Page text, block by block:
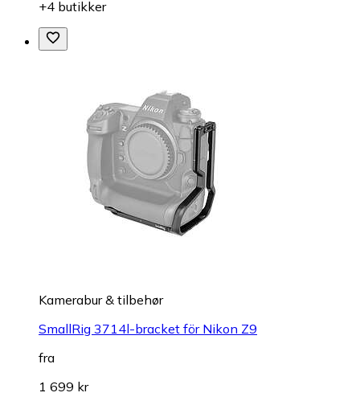
+4 butikker
Kamerabur & tilbehør
SmallRig 3714l-bracket för Nikon Z9
fra
1 699 kr